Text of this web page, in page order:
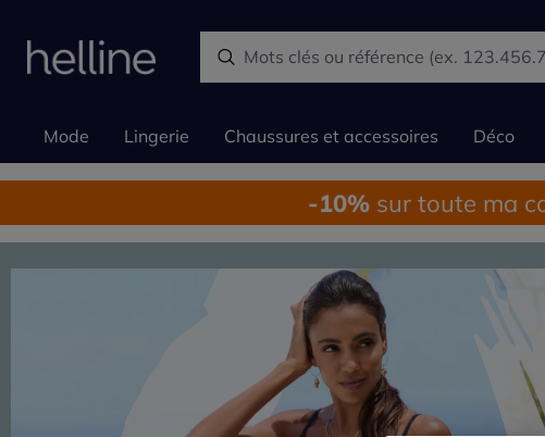
Mode Lingerie Chaussures et accessoires Déco
-10% sur toute ma